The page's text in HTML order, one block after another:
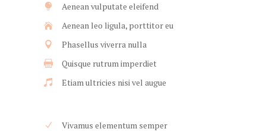
Aenean vulputate eleifend
Aenean leo ligula, porttitor eu
Phasellus viverra nulla
Quisque rutrum imperdiet
Etiam ultricies nisi vel augue
Vivamus elementum semper